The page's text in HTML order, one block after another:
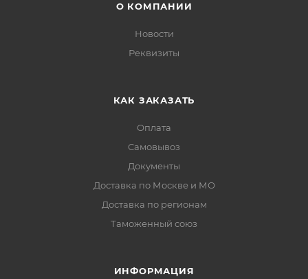
О КОМПАНИИ
Новости
Реквизиты
КАК ЗАКАЗАТЬ
Оплата
Самовывоз
Документы
Доставка по Москве и МО
Доставка по регионам
Таможенный союз
ИНФОРМАЦИЯ